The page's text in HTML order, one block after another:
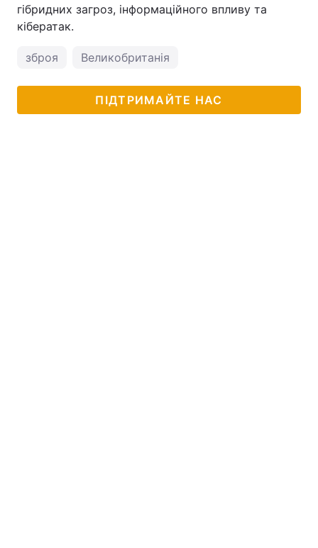
гібридних загроз, інформаційного впливу та
кібератак.
зброя Великобританія
ПІДТРИМАЙТЕ НАС